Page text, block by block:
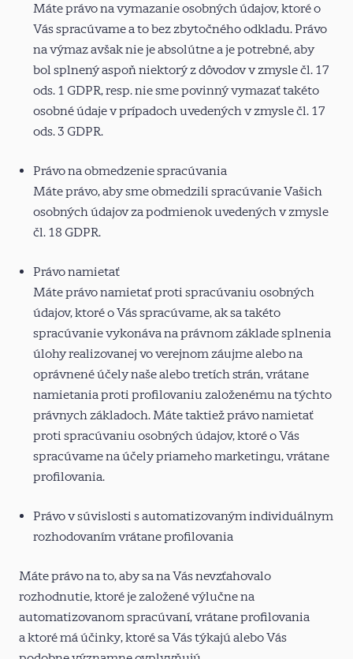
Máte právo na vymazanie osobných údajov, ktoré o
Vás spracúvame a to bez zbytočného odkladu. Právo
na výmaz avšak nie je absolútne a je potrebné, aby
bol splnený aspoň niektorý z dôvodov v zmysle čl. 17
ods. 1 GDPR, resp. nie sme povinný vymazať takéto
osobné údaje v prípadoch uvedených v zmysle čl. 17
ods. 3 GDPR.
Právo na obmedzenie spracúvania
Máte právo, aby sme obmedzili spracúvanie Vašich
osobných údajov za podmienok uvedených v zmysle
čl. 18 GDPR.
Právo namietať
Máte právo namietať proti spracúvaniu osobných
údajov, ktoré o Vás spracúvame, ak sa takéto
spracúvanie vykonáva na právnom základe splnenia
úlohy realizovanej vo verejnom záujme alebo na
oprávnené účely naše alebo tretích strán, vrátane
namietania proti profilovaniu založenému na týchto
právnych základoch. Máte taktiež právo namietať
proti spracúvaniu osobných údajov, ktoré o Vás
spracúvame na účely priameho marketingu, vrátane
profilovania.
Právo v súvislosti s automatizovaným individuálnym
rozhodovaním vrátane profilovania
Máte právo na to, aby sa na Vás nevzťahovalo
rozhodnutie, ktoré je založené výlučne na
automatizovanom spracúvaní, vrátane profilovania
a ktoré má účinky, ktoré sa Vás týkajú alebo Vás